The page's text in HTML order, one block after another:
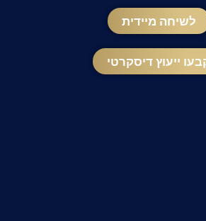
לשיחה מיידית
ייעוץ דיסקרטי